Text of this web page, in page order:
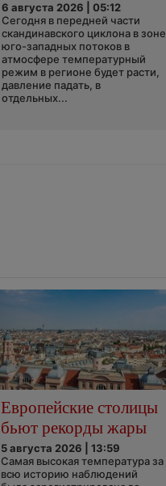
6 августа 2026 | 05:12
Сегодня в передней части
скандинавского циклона в зоне
юго-западных потоков в
атмосфере температурный
режим в регионе будет расти,
давление падать, в
отдельных...
Европейские столицы
бьют рекорды жары
5 августа 2026 | 13:59
Самая высокая температура за
всю историю наблюдений